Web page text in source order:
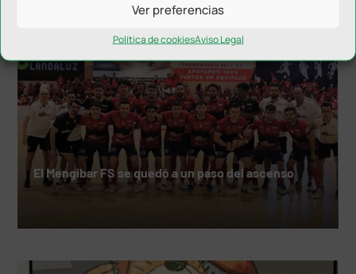
Ver preferencias
Política de cookiesAviso Legal
El Mengíbar FS se quedó a un paso del ascenso